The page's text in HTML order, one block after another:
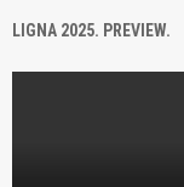
LIGNA 2025. PREVIEW.